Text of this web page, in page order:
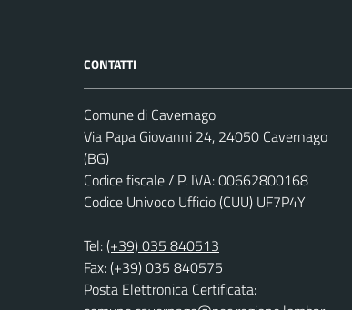
CONTATTI
Comune di Cavernago
Via Papa Giovanni 24, 24050 Cavernago
(BG)
Codice fiscale / P. IVA: 00662800168
Codice Univoco Ufficio (CUU) UF7P4Y
Tel:(+39) 035 840513
Fax: (+39) 035 840575
Posta Elettronica Certificata: